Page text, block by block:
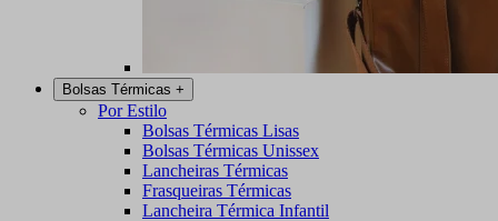
Bolsas Térmicas +
Por Estilo
Bolsas Térmicas Lisas
Bolsas Térmicas Unissex
Lancheiras Térmicas
Frasqueiras Térmicas
Lancheira Térmica Infantil